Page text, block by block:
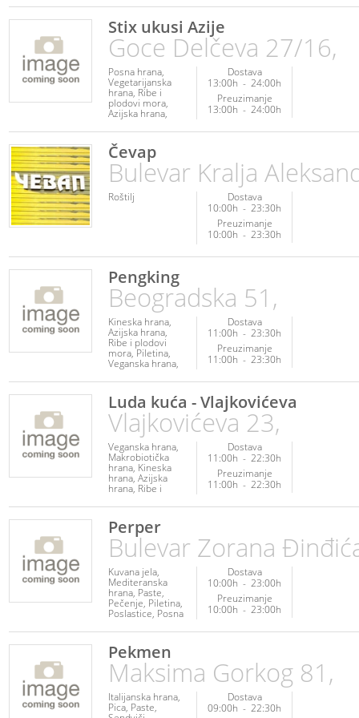
Poslastice Posna
hrana Ribe i
plodovi mora
Veganska hrana
Vegetarijanska
hrana
Stix ukusi Azije
Goce Delčeva 27/16,
Posna hrana
Vegetarijanska
hrana Ribe i
plodovi mora
Azijska hrana
Kineska hrana
Dostava
13:00h - 24:00h
Preuzimanje
13:00h - 24:00h
Čevap
Bulevar Kralja
Roštilj
Dostava
10:00h - 23:30h
Preuzimanje
10:00h - 23:30h
Pengking
Beogradska 51,
Kineska hrana
Azijska hrana
Ribe i plodovi
mora Piletina
Veganska hrana
Vegetarijanska
hrana Napici
Dostava
11:00h - 23:30h
Preuzimanje
11:00h - 23:30h
Luda kuća - Vlajkovićeva
Vlajkovićeva 23,
Veganska hrana
Makrobiotička
hrana Kineska
hrana Azijska
hrana Ribe i
Posna hrana
Vegetarijanska
hrana Poslastice
Dostava
11:00h - 22:30h
Preuzimanje
11:00h - 22:30h
Perper
Bulevar Zorana
Kuvana jela
Mediteranska
hrana Paste
Pečenje Piletina
Poslastice Posna
plodovi mora
Roštilj
hrana Veganska
hrana
Vegetarijanska
hrana
Dostava
10:00h - 23:00h
Preuzimanje
10:00h - 23:00h
Pekmen
Maksima Gorkog 81,
Italijanska hrana
Pica Paste
Dostava
09:00h - 22:30h